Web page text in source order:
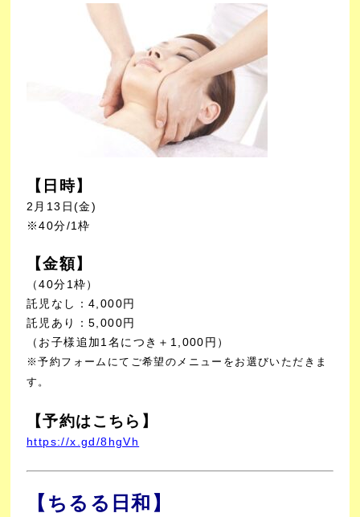
【日時】
2月13 日(金)
※40分/1枠
【金額】
（40分1枠）
託児なし：4,000円
託児あり：5,000円
（お子様追加1名につき＋1,000円）
※予約フォームにてご希望のメニューをお選びいただきま
す。
【予約はこちら】
https://x.gd/8hgVh
【ちるる日和】